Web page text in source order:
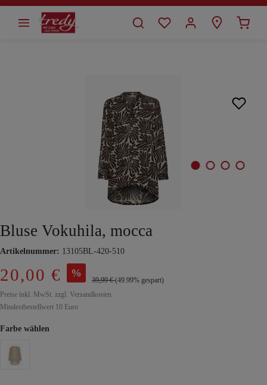
springen
Bluse Vokuhila, mocca
Artikelnummer: 13105BL-420-510
20,00 € %
39,99 €(49.99% gespart)
Preise inkl. MwSt. zzgl. Versandkosten
Mindestbestellwert 10 Euro
Farbe wählen